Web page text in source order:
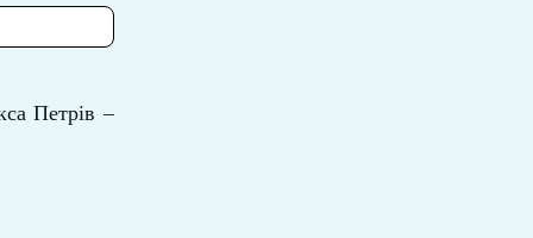
Петрів –